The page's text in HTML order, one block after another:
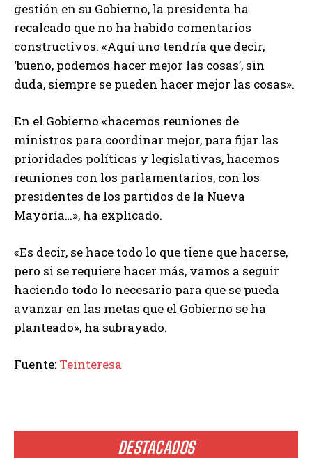
DESTACADOS
gestión en su Gobierno, la presidenta ha
recalcado que no ha habido comentarios
constructivos. «Aquí uno tendría que decir,
‘bueno, podemos hacer mejor las cosas’, sin
duda, siempre se pueden hacer mejor las cosas».
En el Gobierno «hacemos reuniones de
ministros para coordinar mejor, para fijar las
prioridades políticas y legislativas, hacemos
reuniones con los parlamentarios, con los
presidentes de los partidos de la Nueva
Mayoría…», ha explicado.
«Es decir, se hace todo lo que tiene que hacerse,
pero si se requiere hacer más, vamos a seguir
haciendo todo lo necesario para que se pueda
avanzar en las metas que el Gobierno se ha
planteado», ha subrayado.
Fuente: Teinteresa